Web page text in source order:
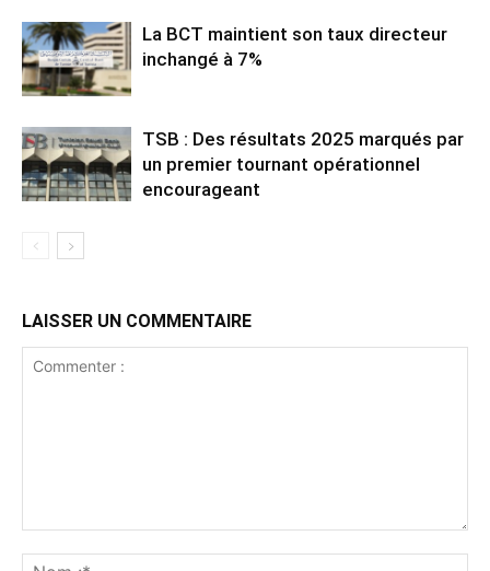
La BCT maintient son taux directeur
inchangé à 7%
TSB : Des résultats 2025 marqués par
un premier tournant opérationnel
encourageant
LAISSER UN COMMENTAIRE